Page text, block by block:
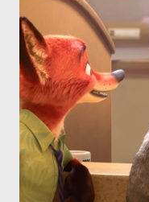
definitively sure that
the game files ;).
have to install it. If the
have to uncompressed
after you go with cd
sudo mount -t iso9660 -o